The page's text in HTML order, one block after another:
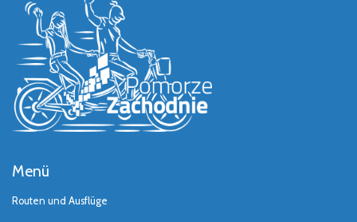
Menü
Routen und Ausflüge